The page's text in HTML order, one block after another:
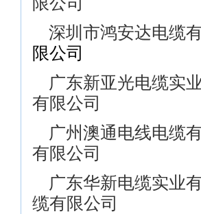
深圳市鸿安达电
限公司
广东新亚光电缆
有限公司
广州澳通电线电
有限公司
广东华新电缆实
缆有限公司